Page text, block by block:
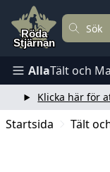
AllaTält och
Klicka här för
Startsida Tält